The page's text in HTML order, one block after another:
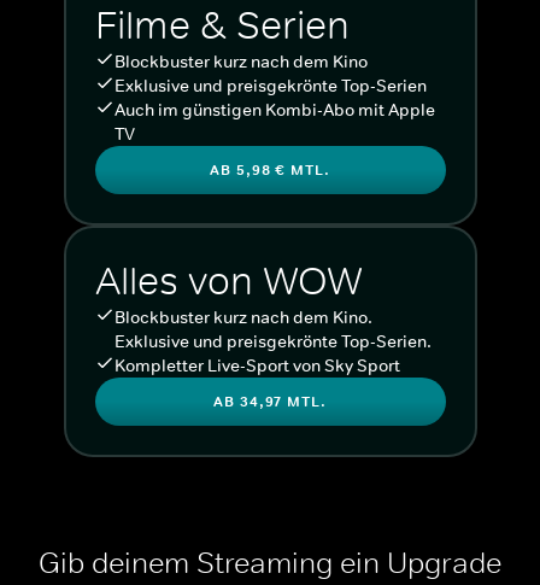
Filme & Serien
Blockbuster kurz nach dem Kino
Exklusive und preisgekrönte Top-Serien
Auch im günstigen Kombi-Abo mit Apple
TV
AB 5,98 € MTL.
Alles von WOW
Blockbuster kurz nach dem Kino.
Exklusive und preisgekrönte Top-Serien.
Kompletter Live-Sport von Sky Sport
AB 34,97 MTL.
Gib deinem Streaming ein Upgrade